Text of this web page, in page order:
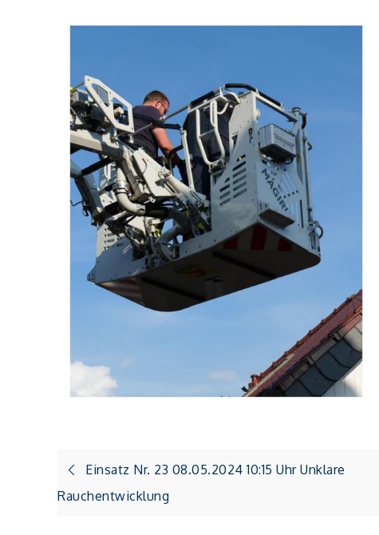
Beitragsnavigation
Einsatz Nr. 23 08.05.2024 10:15 Uhr Unklare
Rauchentwicklung